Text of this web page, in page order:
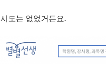
시도는 없었거든요.